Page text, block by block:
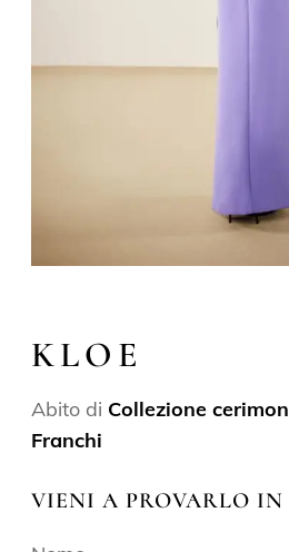
KLOE
Abito di Collezione
Franchi
VIENI A PROVARLO IN